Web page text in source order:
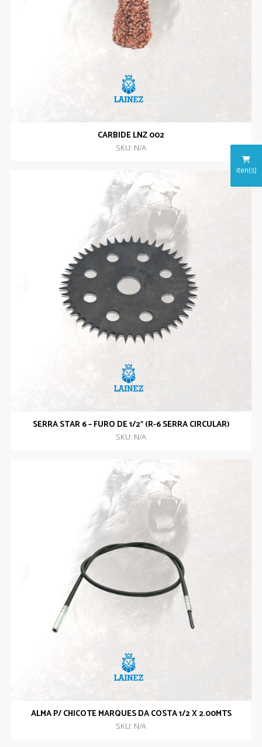
iten(s)
CARBIDE LNZ 002
SKU: N/A
SERRA STAR 6 – FURO DE 1/2” (R-6 SERRA CIRCULAR)
SKU: N/A
ALMA P/ CHICOTE MARQUES DA COSTA 1/2 X 2.00MTS
SKU: N/A